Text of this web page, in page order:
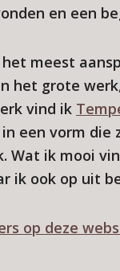
en een
meest
het grote
vind ik
een vorm
ik mooi
ik ook op uit
op deze